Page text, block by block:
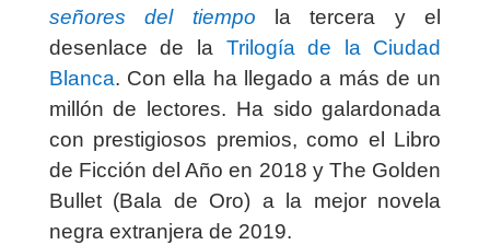
señores del tiempo la tercera y el
desenlace de la Trilogía de la Ciudad
Blanca. Con ella ha llegado a más de un
millón de lectores. Ha sido galardonada
con prestigiosos premios, como el Libro
de Ficción del Año en 2018 y The Golden
Bullet (Bala de Oro) a la mejor novela
negra extranjera de 2019.